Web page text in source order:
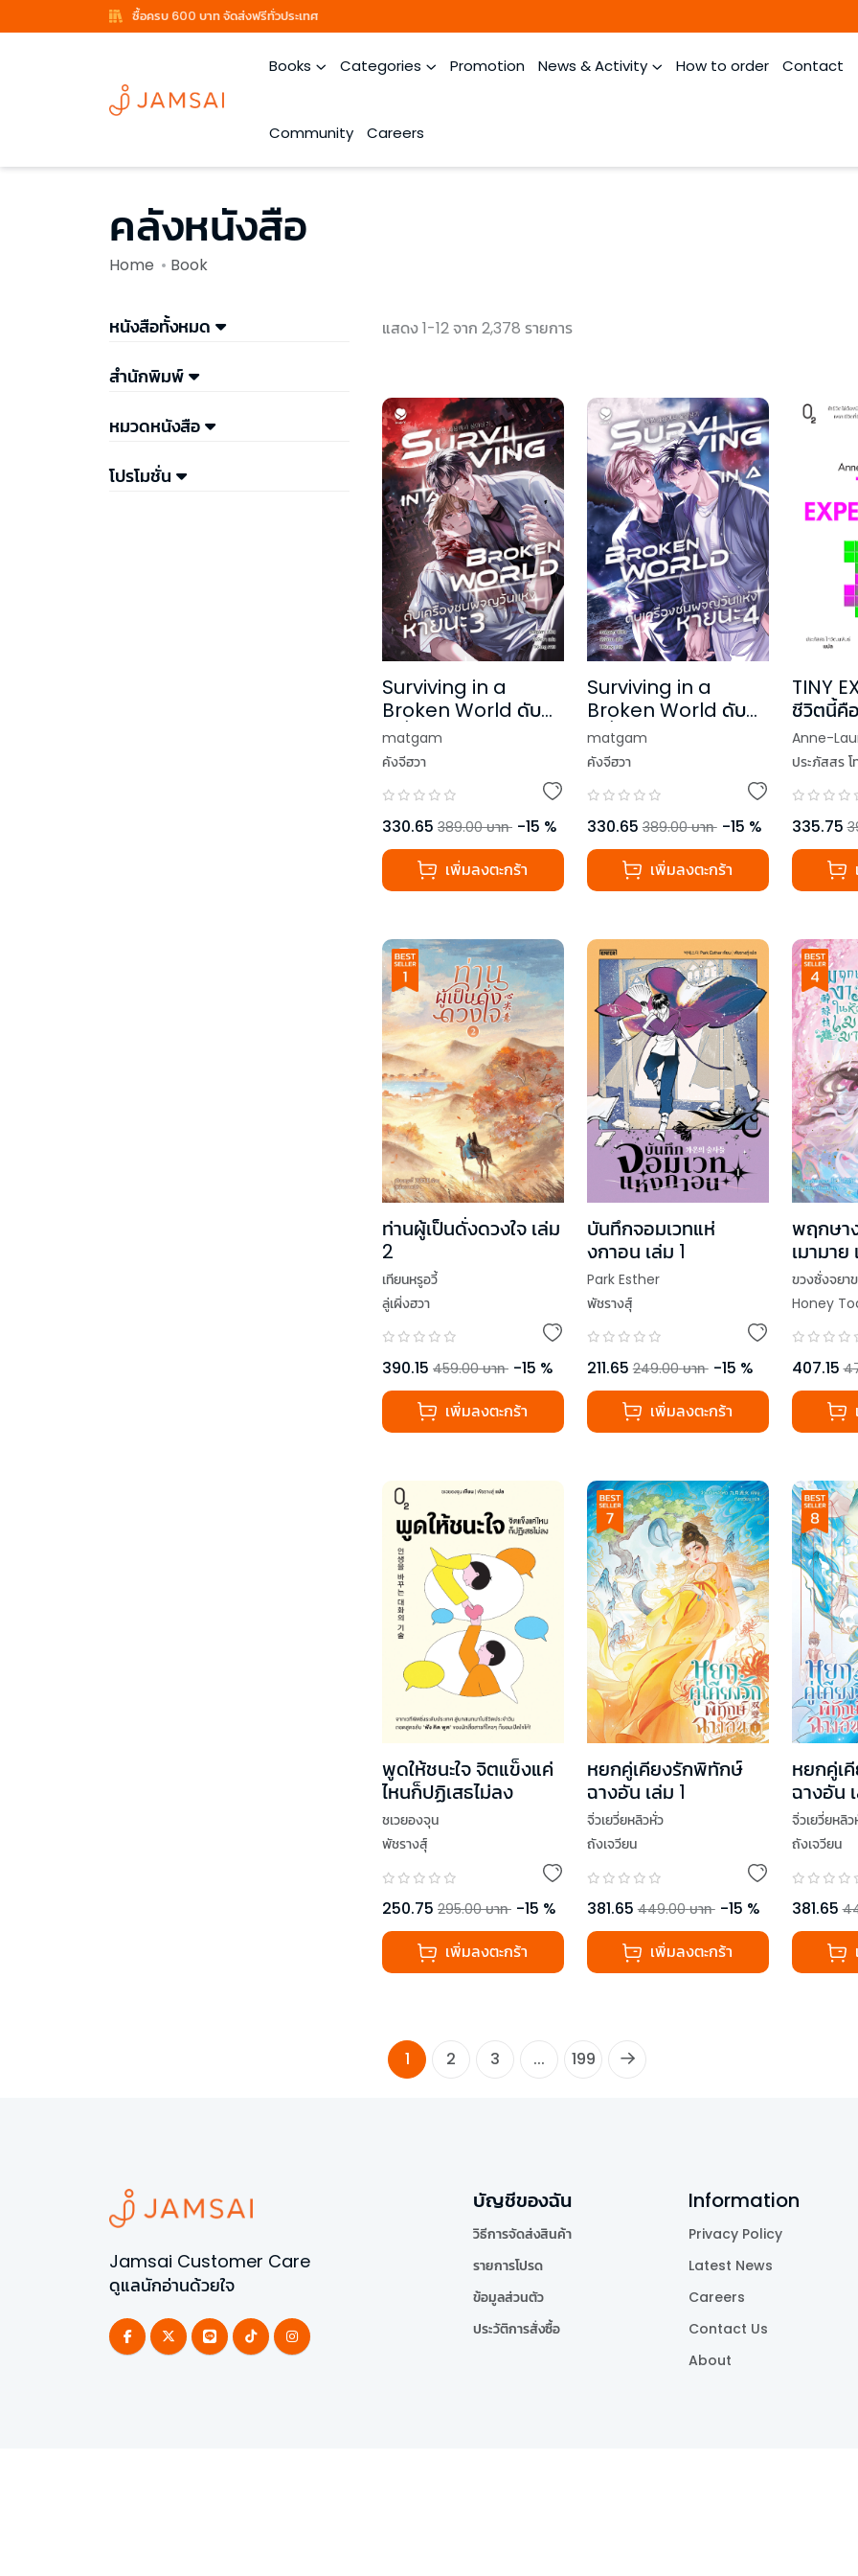
ซื้อครบ 600 บาท จัดส่งฟรีทั่วประเทศ
Books Categories Promotion News & Activity How to order Contact
Community Careers
คลังหนังสือ
Home Book
หนังสือทั้งหมด
สำนักพิมพ์
หมวดหนังสือ
โปรโมชั่น
แสดง 1-12 จาก 2,378 รายการ
Surviving in a
Broken World ดับ
เครื่องชนผจญวันแห่ง
หายนะ เล่ม 3
matgam
คังจีฮวา
330.65 389.00 บาท -15 %
เพิ่มลงตะกร้า
Surviving in a
Broken World ดับ
เครื่องชนผจญวันแห่ง
หายนะ เล่ม 4 (เล่มจบ)
matgam
คังจีฮวา
330.65 389.00 บาท -15 %
เพิ่มลงตะกร้า
TINY
ชีวิตนี้คื
ทดลอง
Anne-
ประภัสสร
335.75
ท่านผู้เป็นดั่งดวงใจ เล่ม
2
เทียนหรูอวี้
ลู่เผิ่งฮวา
390.15 459.00 บาท -15 %
เพิ่มลงตะกร้า
บันทึกจอมเวทแห่
งกาอน เล่ม 1
Park Esther
พัชรางสุ์
211.65 249.00 บาท -15 %
เพิ่มลงตะกร้า
พฤกษา
เมามาย
ขวงซั่งจยา
Honey
407.15
พูดให้ชนะใจ จิตแข็งแค่
ไหนก็ปฏิเสธไม่ลง
ชเวยองจุน
พัชรางสุ์
250.75 295.00 บาท -15 %
เพิ่มลงตะกร้า
หยกคู่เคียงรักพิทักษ์
ฉางอัน เล่ม 1
จิ่วเยวี่ยหลิวหั่ว
ถังเจวียน
381.65 449.00 บาท -15 %
เพิ่มลงตะกร้า
หยกคู่เ
ฉางอัน
จิ่วเยวี่ยหลิว
ถังเจวียน
381.65
1 2 3 ... 199
Jamsai Customer Care
ดูแลนักอ่านด้วยใจ
บัญชีของฉัน
วิธีการจัดส่งสินค้า
รายการโปรด
ข้อมูลส่วนตัว
ประวัติการสั่งซื้อ
Information
Privacy Policy
Latest News
Careers
Contact Us
About